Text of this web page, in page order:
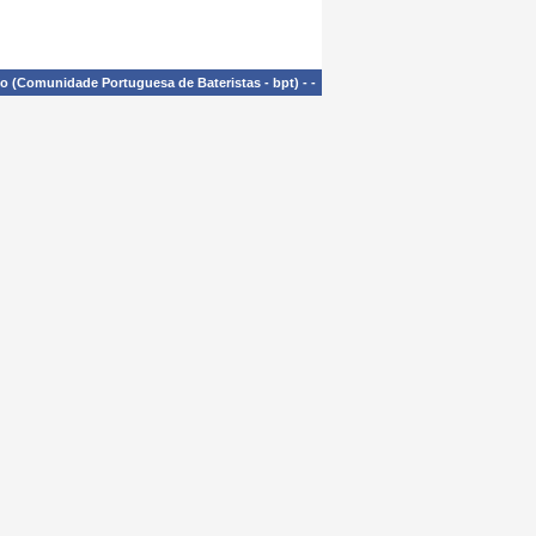
(Comunidade Portuguesa de Bateristas - bpt) - -